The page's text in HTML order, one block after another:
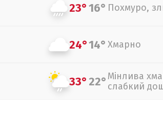
23°16° Похмуро,
24°14° Хмарно
33°22°Мінлива
слабкий